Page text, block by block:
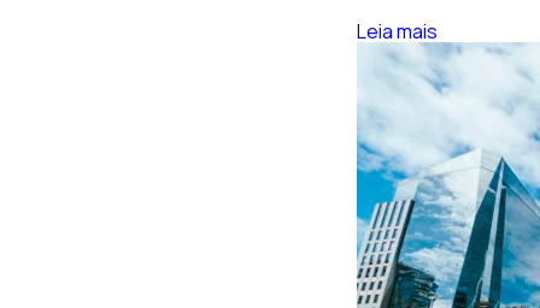
Leia mais